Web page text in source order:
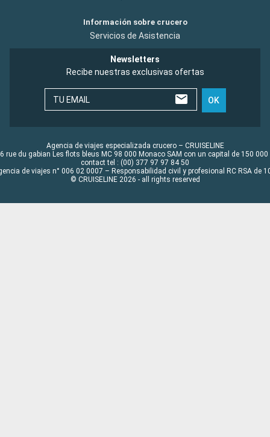
Información sobre crucero
Servicios de Asistencia
Newsletters
Recibe nuestras exclusivas ofertas
TU EMAIL OK
Agencia de viajes especializada crucero – CRUISELINE
rue du gabian Les flots bleus MC 98 000 Monaco SAM con un capital de 150 000
contact tel : (00) 377 97 97 84 50
de viajes n° 006 02 0007 – Responsabilidad civil y profesional RC RSA de
© CRUISELINE 2026 - all rights reserved